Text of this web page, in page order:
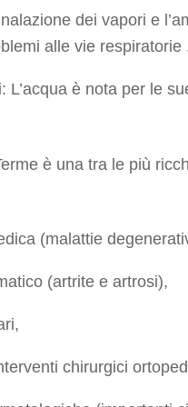
dei vapori e
alle vie respiratorie
: L’acqua è nota per le
è una tra le più
(malattie
(artrite e artrosi),
chirurgici